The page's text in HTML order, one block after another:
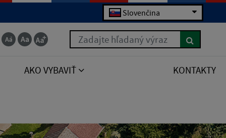
Slovenčina
Zadajte hľadaný výraz
AKO VYBAVIŤ KONTAKTY